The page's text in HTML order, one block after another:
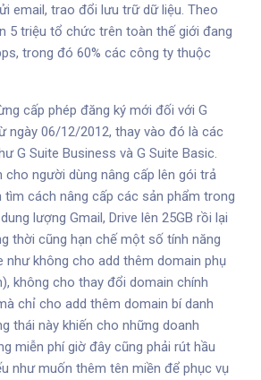
email, trao đổi lưu trữ dữ liệu. Theo
5 triệu tổ chức trên toàn thế giới đang
trong đó 60% các công ty thuộc
cấp phép đăng ký mới đối với G
ngày 06/12/2012, thay vào đó là các
G Suite Business và G Suite Basic.
cho người dùng nâng cấp lên gói trả
tìm cách nâng cấp các sản phẩm trong
lượng Gmail, Drive lên 25GB rồi lại
thời cũng hạn chế một số tính năng
như không cho add thêm domain phụ
không cho thay đổi domain chính
chỉ cho add thêm domain bí danh
thái này khiến cho những doanh
miễn phí giờ đây cũng phải rút hầu
như muốn thêm tên miền để phục vụ